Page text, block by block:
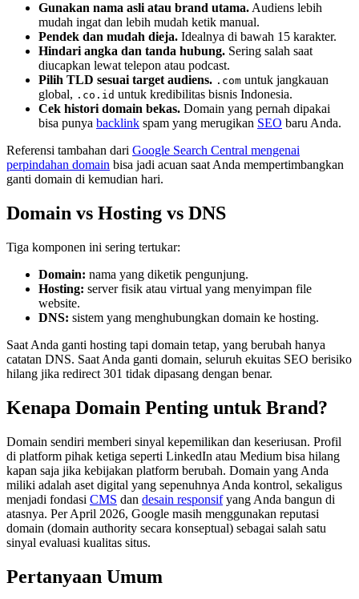
Gunakan nama asli atau brand utama. Audiens lebih
mudah ingat dan lebih mudah ketik manual.
Pendek dan mudah dieja. Idealnya di bawah 15 karakter.
Hindari angka dan tanda hubung. Sering salah saat
diucapkan lewat telepon atau podcast.
Pilih TLD sesuai target audiens. .com untuk jangkauan
global, .co.id untuk kredibilitas bisnis Indonesia.
Cek histori domain bekas. Domain yang pernah dipakai
bisa punya backlink spam yang merugikan SEO baru Anda.
Referensi tambahan dari Google Search Central mengenai
perpindahan domain bisa jadi acuan saat Anda mempertimbangkan
ganti domain di kemudian hari.
Domain vs Hosting vs DNS
Tiga komponen ini sering tertukar:
Domain: nama yang diketik pengunjung.
Hosting: server fisik atau virtual yang menyimpan file
website.
DNS: sistem yang menghubungkan domain ke hosting.
Saat Anda ganti hosting tapi domain tetap, yang berubah hanya
catatan DNS. Saat Anda ganti domain, seluruh ekuitas SEO berisiko
hilang jika redirect 301 tidak dipasang dengan benar.
Kenapa Domain Penting untuk Brand?
Domain sendiri memberi sinyal kepemilikan dan keseriusan. Profil
di platform pihak ketiga seperti LinkedIn atau Medium bisa hilang
kapan saja jika kebijakan platform berubah. Domain yang Anda
miliki adalah aset digital yang sepenuhnya Anda kontrol, sekaligus
menjadi fondasi CMS dan desain responsifyang Anda bangun di
atasnya. Per April 2026, Google masih menggunakan reputasi
domain (domain authority secara konseptual) sebagai salah satu
sinyal evaluasi kualitas situs.
Pertanyaan Umum